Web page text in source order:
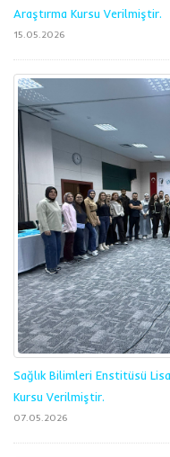
Araştırma Kursu Verilmiştir.
15.05.2026
Sağlık Bilimleri Enstitüsü
Kursu Verilmiştir.
07.05.2026